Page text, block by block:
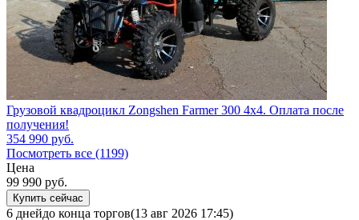
Грузовой квадроцикл Zongshen Farmer 300 4х4. Оплата после
получения!
354 990 руб.
Посмотреть все (1199)
Цена
99 990 руб.
Купить сейчас
6 днейдо конца торгов(13 авг 2026 17:45)